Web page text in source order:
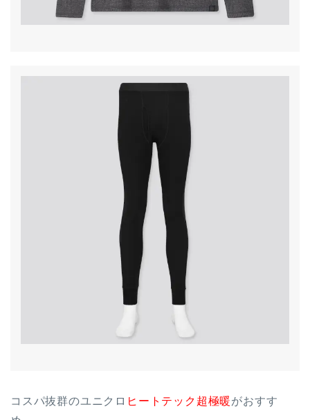
コスパ抜群のユニクロ ヒートテック超極暖がおすす